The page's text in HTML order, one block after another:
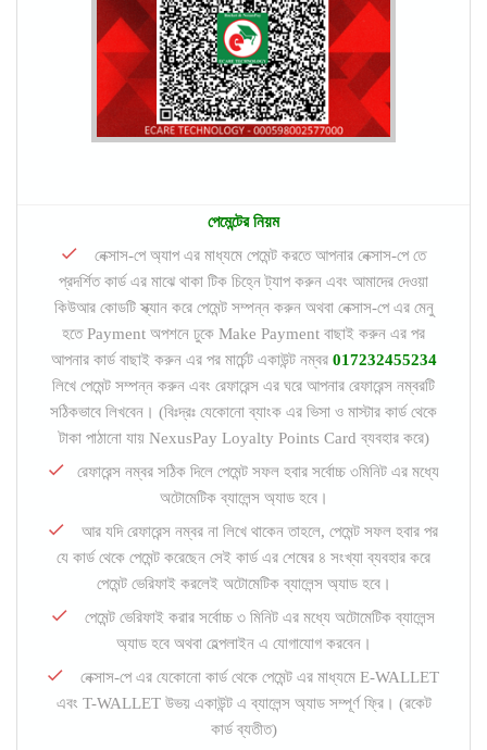
পেমেন্টের নিয়ম
নেক্সাস-পে অ্যাপ এর মাধ্যমে পেমেন্ট করতে আপনার নেক্সাস-পে তে
প্রদর্শিত কার্ড এর মাঝে থাকা টিক চিহ্নে ট্যাপ করুন এবং আমাদের দেওয়া
কিউআর কোডটি স্ক্যান করে পেমেন্ট সম্পন্ন করুন অথবা নেক্সাস-পে এর মেনু
হতে Payment অপশনে ঢুকে Make Payment বাছাই করুন এর পর
আপনার কার্ড বাছাই করুন এর পর মার্চেন্ট একাউন্ট নম্বর 017232455234
লিখে পেমেন্ট সম্পন্ন করুন এবং রেফারেন্স এর ঘরে আপনার রেফারেন্স নম্বরটি
সঠিকভাবে লিখবেন। (বিঃদ্রঃ যেকোনো ব্যাংক এর ভিসা ও মাস্টার কার্ড থেকে
টাকা পাঠানো যায় NexusPay Loyalty Points Card ব্যবহার করে)
রেফারেন্স নম্বর সঠিক দিলে পেমেন্ট সফল হবার সর্বোচ্চ ৩মিনিট এর মধ্যে
অটোমেটিক ব্যালেন্স অ্যাড হবে।
আর যদি রেফারেন্স নম্বর না লিখে থাকেন তাহলে, পেমেন্ট সফল হবার পর
যে কার্ড থেকে পেমেন্ট করেছেন সেই কার্ড এর শেষের ৪ সংখ্যা ব্যবহার করে
পেমেন্ট ভেরিফাই করলেই অটোমেটিক ব্যালেন্স অ্যাড হবে।
পেমেন্ট ভেরিফাই করার সর্বোচ্চ ৩ মিনিট এর মধ্যে অটোমেটিক ব্যালেন্স
অ্যাড হবে অথবা হেল্পলাইন এ যোগাযোগ করবেন।
নেক্সাস-পে এর যেকোনো কার্ড থেকে পেমেন্ট এর মাধ্যমে E-WALLET
এবং T-WALLET উভয় একাউন্ট এ ব্যালেন্স অ্যাড সম্পূর্ণ ফ্রি। (রকেট
কার্ড ব্যতীত)